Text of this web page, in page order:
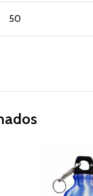
50